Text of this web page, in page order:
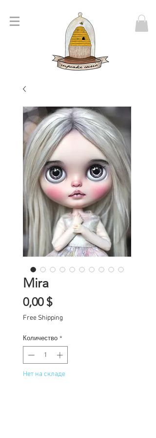
Mira
0,00 $Цена
Free Shipping
Количество *
Нет на складе